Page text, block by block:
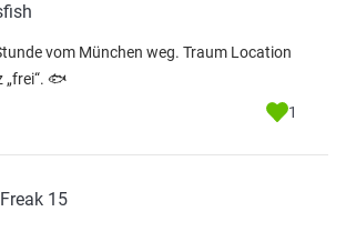
vom München weg. Traum Location
„frei“. 🐟
1
15